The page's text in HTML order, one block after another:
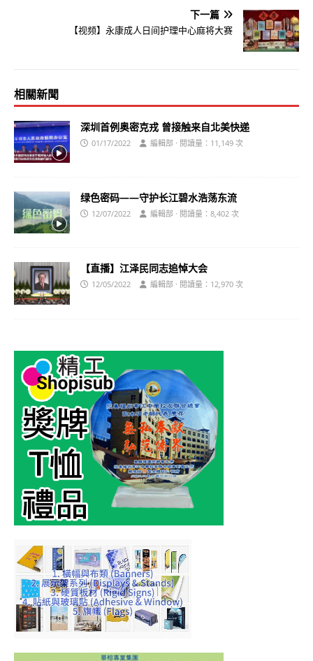
下一篇
【视频】永康成人日间护理中心麻将大赛
相關新聞
深圳首例奥密克戎 曾接触来自北美快递
01/17/2022 編輯部 · 閱讀量：11,149 次
绿色密码——守护长江碧水浩荡东流
12/07/2022 編輯部 · 閱讀量：8,402 次
【直播】江泽民同志追悼大会
12/05/2022 編輯部 · 閱讀量：12,970 次